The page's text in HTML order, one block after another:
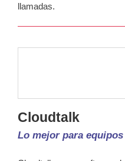
llamadas.
Cloudtalk
Lo mejor para